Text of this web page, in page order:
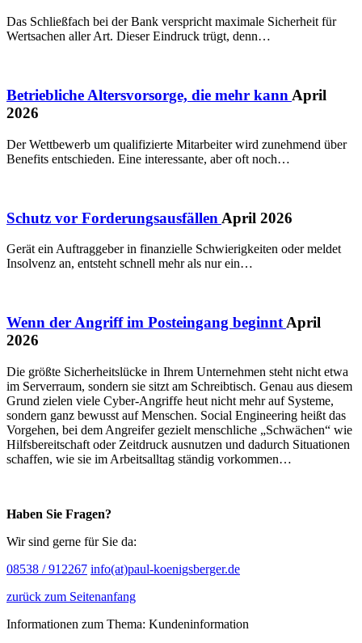
Das Schließfach bei der Bank verspricht maximale Sicherheit für
Wertsachen aller Art. Dieser Eindruck trügt, denn…
Betriebliche Altersvorsorge, die mehr kann April
2026
Der Wettbewerb um qualifizierte Mitarbeiter wird zunehmend über
Benefits entschieden. Eine interessante, aber oft noch…
Schutz vor Forderungsausfällen April 2026
Gerät ein Auftraggeber in finanzielle Schwierigkeiten oder meldet
Insolvenz an, entsteht schnell mehr als nur ein…
Wenn der Angriff im Posteingang beginnt April
2026
Die größte Sicherheitslücke in Ihrem Unternehmen steht nicht etwa
im Serverraum, sondern sie sitzt am Schreibtisch. Genau aus diesem
Grund zielen viele Cyber-Angriffe heut nicht mehr auf Systeme,
sondern ganz bewusst auf Menschen. Social Engineering heißt das
Vorgehen, bei dem Angreifer gezielt menschliche „Schwächen“ wie
Hilfsbereitschaft oder Zeitdruck ausnutzen und dadurch Situationen
schaffen, wie sie im Arbeitsalltag ständig vorkommen…
Haben Sie Fragen?
Wir sind gerne für Sie da:
08538 / 912267 info(at)paul-koenigsberger.de
zurück zum Seitenanfang
Informationen zum Thema: Kundeninformation